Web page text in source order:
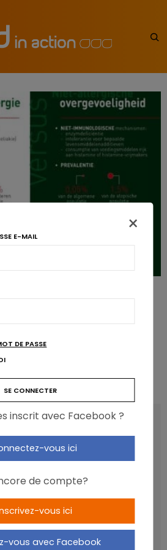
intolérances
«Be in the news» du mois et le
alimentaire, pour dissiper la confusion
pour la santé
t-il l’attrait pour le sucré ?
bien, mais c’est quoi ?
et oméga-3 : quelles
×
E-MAIL
DE PASSE
inscrit avec Facebook ?
vous ici
de compte?
vous ici
vous avec Facebook